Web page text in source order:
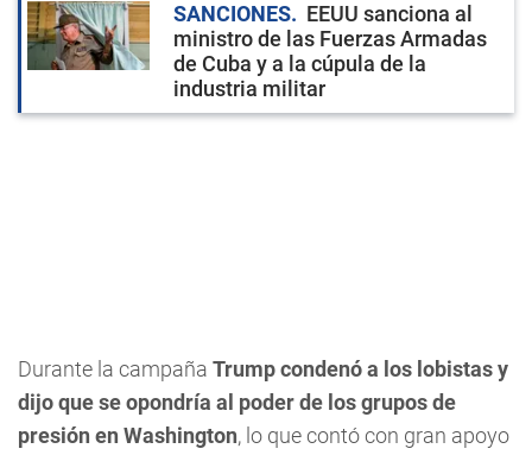
SANCIONES
EEUU sanciona al
ministro de las Fuerzas Armadas
de Cuba y a la cúpula de la
industria militar
Durante la campaña Trump condenó a los lobistas y
dijo que se opondría al poder de los grupos de
presión en Washington, lo que contó con gran apoyo